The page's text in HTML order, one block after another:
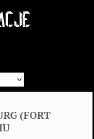
(FORT